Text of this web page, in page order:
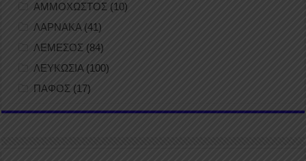
ΑΜΜΟΧΩΣΤΟΣ (10)
ΛΑΡΝΑΚΑ (41)
ΛΕΜΕΣΟΣ (84)
ΛΕΥΚΩΣΙΑ(100)
ΠΑΦΟΣ (17)